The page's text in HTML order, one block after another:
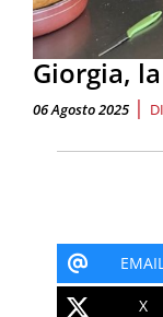
Giorgia,
06 Agosto 2025 | DI
EMAIL
X